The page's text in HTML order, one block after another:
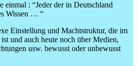
einmal : “Jeder der in Deutschland
Wissen … “
Einstellung und Machtstruktur, die im
und auch heute noch über Medien,
usw. bewusst oder unbewusst